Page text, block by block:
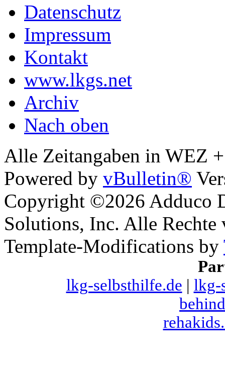
Datenschutz
Impressum
Kontakt
www.lkgs.net
Archiv
Nach oben
Alle Zeitangaben in WEZ
Powered by vBulletin®
Copyright ©2026 Adduco
Solutions, Inc. Alle Rechte
Template-Modifications by
lkg-selbsthilfe.de | lkg-